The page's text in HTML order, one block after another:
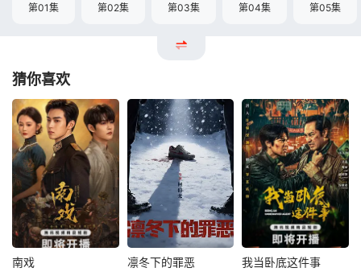
第01集 第02集 第03集 第04集 第05集
猜你喜欢
南戏 凛冬下的罪恶 我当卧底这件事